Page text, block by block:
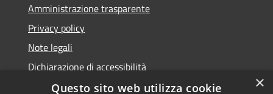
Amministrazione trasparente
Privacy policy
Note legali
Dichiarazione di accessibilità
×
Questo sito web utilizza cookie